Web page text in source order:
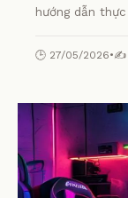
hướng dẫn
gia.
🕒 27/05/2026•✍️